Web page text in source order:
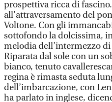
prospettiva ricca di
all’attraversamento del
Voltone. Con gli
sottofondo la dolcissima,
melodia dell’intermezzo
Riparata dal sole con un
bianco, tenuto
regina è rimasta seduta
dell’imbarcazione, con
ha parlato in inglese,